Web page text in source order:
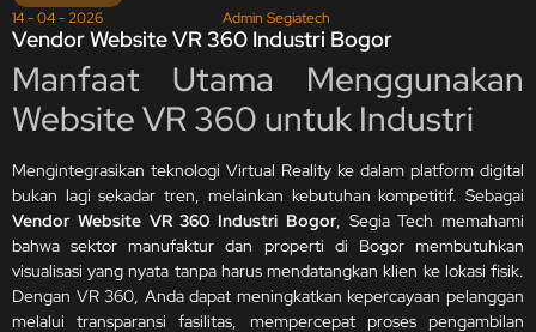
14 - 04 - 2026
Admin Segiatech
Vendor Website VR 360 Industri Bogor
Manfaat Utama Menggunakan
Website VR 360 untuk Industri
Mengintegrasikan teknologi Virtual Reality ke dalam platform digital
bukan lagi sekadar tren, melainkan kebutuhan kompetitif. Sebagai
Vendor Website VR 360 Industri Bogor, Segia Tech memahami
bahwa sektor manufaktur dan properti di Bogor membutuhkan
visualisasi yang nyata tanpa harus mendatangkan klien ke lokasi fisik.
Dengan VR 360, Anda dapat meningkatkan kepercayaan pelanggan
melalui transparansi fasilitas, mempercepat proses pengambilan